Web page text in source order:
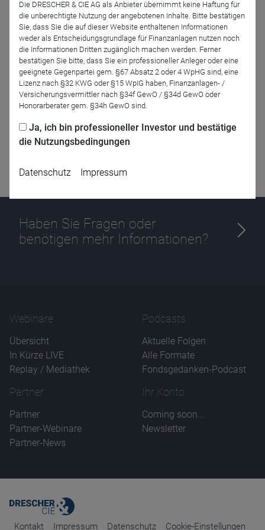
Zurück
Haben Sie Fragen oder
benötigen mehr Informationen?
Webinare
Übersicht
In Kürze LIVE
Replay / Mediathek
Podcasts
Aktuelle Folgen
Alle Formate
Fondsgedanken-Podcast
Partner
Partner
Partner-Webinare
Partner-News
Ihr Konto
Coming soon...
Newsletter
Kontakt Impressum Datenschutz Cookie-Einstellungen
Die DRESCHER & CIE AG als Anbieter übernimmt keine Haftung für
die unberechtigte Nutzung der angebotenen Inhalte. Bitte bestätigen
Sie, dass Sie die auf dieser Website enthaltenen Informationen
weder als Entscheidungsgrundlage für Finanzanlagen nutzen noch
die Informationen Dritten zugänglich machen werden. Ferner
bestätigen Sie bitte, dass Sie ein professioneller Anleger oder eine
geeignete Gegenpartei gem. §67 Absatz 2 oder 4 WpHG sind, eine
Lizenz nach §32 KWG oder §15 WpIG haben, Finanzanlagen- /
Versicherungsvermittler nach §34f GewO / §34d GewO oder
Honorarberater gem. §34h GewO sind.
Ja, ich bin professioneller Investor und bestätige
die Nutzungsbedingungen
Datenschutz Impressum
Ablauf